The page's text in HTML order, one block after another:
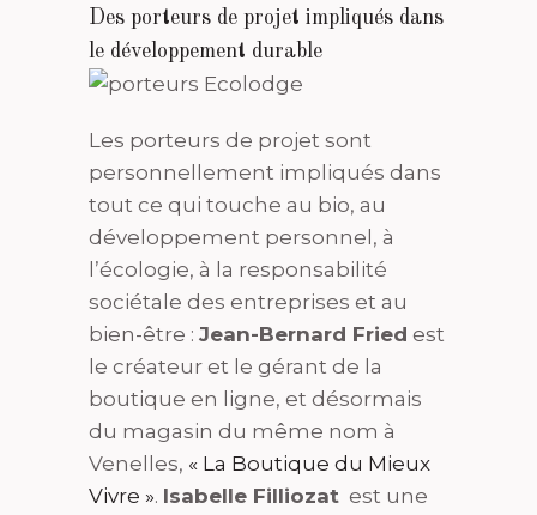
Des porteurs de projet impliqués dans
le développement durable
Les porteurs de projet sont
personnellement impliqués dans
tout ce qui touche au bio, au
développement personnel, à
l’écologie, à la responsabilité
sociétale des entreprises et au
bien-être : Jean-Bernard Fried est
le créateur et le gérant de la
boutique en ligne, et désormais
du magasin du même nom à
Venelles, « La Boutique du Mieux
Vivre ». Isabelle Filliozat est une